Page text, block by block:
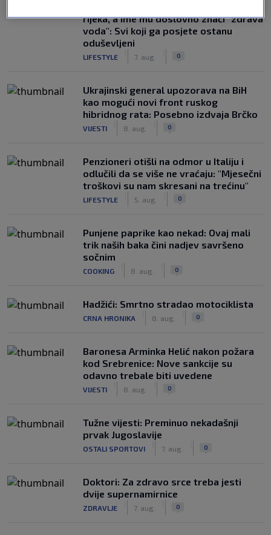
rijeka, a ime mu doslovno znači "zdrava
voda": Svi koji ga posjete ostanu
oduševljeni
LIFESTYLE 7. aug. 0
Ukrajinski general upozorava na BiH
kao mogući novi front ruskog
hibridnog rata: Posebno izdvaja Brčko
VIJESTI 8. aug. 0
Penzioneri otišli na odmor u Italiju i
odlučili da se više ne vraćaju: "Mjesečni
troškovi su nam skresani na trećinu"
LIFESTYLE 5. aug. 0
Punjene paprike kao nekad: Ovaj mali
trik naših baka čini nadjev savršeno
sočnim
COOKING 8. aug. 0
Hadžići: Smrtno stradao motociklista
CRNA HRONIKA 8. aug. 0
Baronesa Arminka Helić nakon požara
kod Srebrenice: Nove sankcije su
odavno trebale biti uvedene
VIJESTI 8. aug. 0
Tužne vijesti: Preminuo nekadašnji
prvak Jugoslavije
OSTALI SPORTOVI 7. aug. 0
Doktori: Za zdravo srce treba jesti
dvije supernamirnice
ZDRAVLJE 7. aug. 0